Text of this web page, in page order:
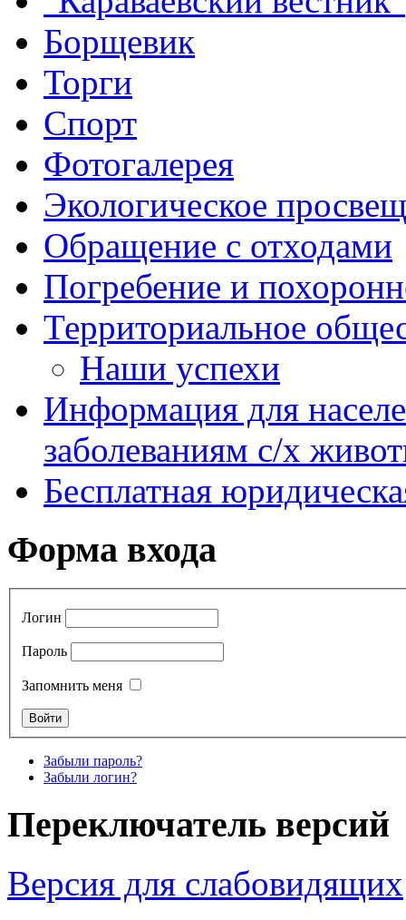
Борщевик
Торги
Спорт
Фотогалерея
Экологическое
Обращение с отходами
Погребение и
Территориальное
Наши успехи
Информация для
заболеваниям с/х
Бесплатная
Форма входа
Логин
Пароль
Запомнить меня
Забыли пароль?
Забыли логин?
Переключатель версий
Версия для слабовидящих